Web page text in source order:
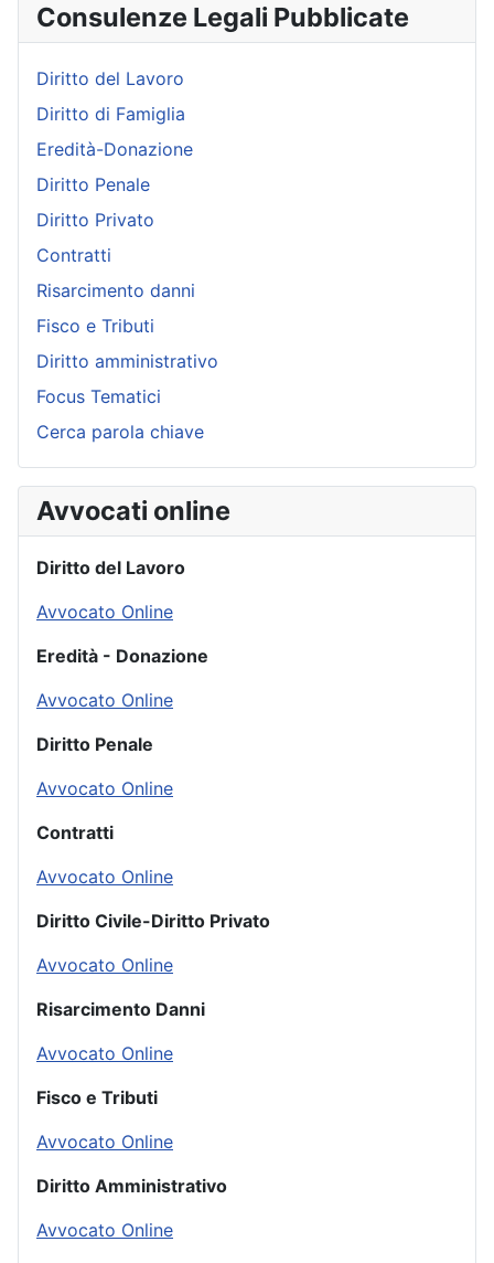
Consulenze Legali Pubblicate
Diritto del Lavoro
Diritto di Famiglia
Eredità-Donazione
Diritto Penale
Diritto Privato
Contratti
Risarcimento danni
Fisco e Tributi
Diritto amministrativo
Focus Tematici
Cerca parola chiave
Avvocati online
Diritto del Lavoro
Avvocato Online
Eredità - Donazione
Avvocato Online
Diritto Penale
Avvocato Online
Contratti
Avvocato Online
Diritto Civile-Diritto Privato
Avvocato Online
Risarcimento Danni
Avvocato Online
Fisco e Tributi
Avvocato Online
Diritto Amministrativo
Avvocato Online